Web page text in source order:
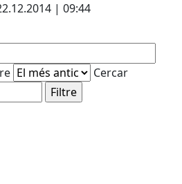
| 09:44
Cercar